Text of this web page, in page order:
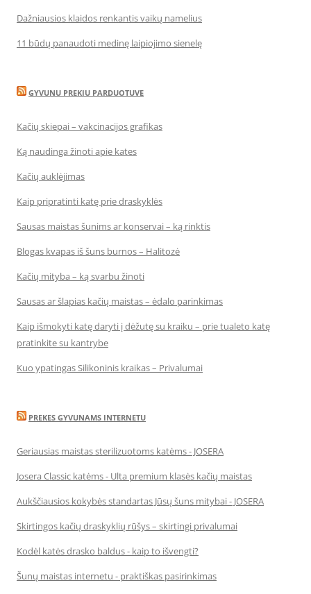
Dažniausios klaidos renkantis vaikų namelius
11 būdų panaudoti medinę laipiojimo sienelę
GYVUNU PREKIU PARDUOTUVE
Kačių skiepai – vakcinacijos grafikas
Ką naudinga žinoti apie kates
Kačių auklėjimas
Kaip pripratinti katę prie draskyklės
Sausas maistas šunims ar konservai – ką rinktis
Blogas kvapas iš šuns burnos – Halitozė
Kačių mityba – ką svarbu žinoti
Sausas ar šlapias kačių maistas – ėdalo parinkimas
Kaip išmokyti katę daryti į dėžutę su kraiku – prie tualeto katę
pratinkite su kantrybe
Kuo ypatingas Silikoninis kraikas – Privalumai
PREKES GYVUNAMS INTERNETU
Geriausias maistas sterilizuotoms katėms - JOSERA
Josera Classic katėms - Ulta premium klasės kačių maistas
Aukščiausios kokybės standartas Jūsų šuns mitybai - JOSERA
Skirtingos kačių draskyklių rūšys – skirtingi privalumai
Kodėl katės drasko baldus - kaip to išvengti?
Šunų maistas internetu - praktiškas pasirinkimas